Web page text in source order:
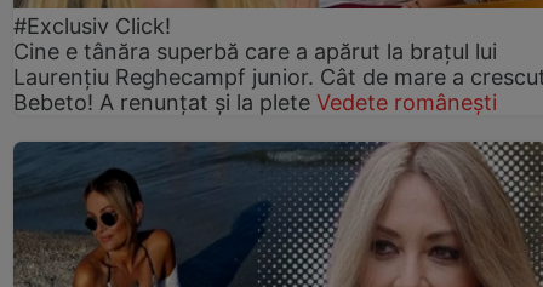
#Exclusiv Click!
Cine e tânăra superbă care a apărut la brațul lui
Laurențiu Reghecampf junior. Cât de mare a
Bebeto! A renunțat și la plete Vedete românești